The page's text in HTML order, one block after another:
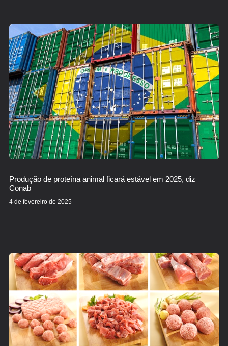
Produção de proteína animal ficará estável em 2025, diz
Conab
4 de fevereiro de 2025